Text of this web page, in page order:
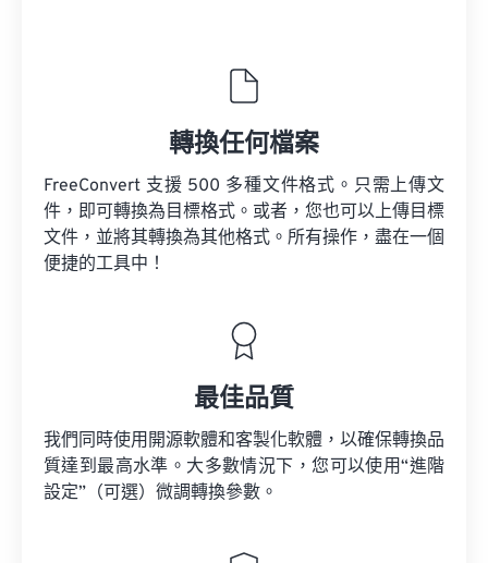
轉換任何檔案
FreeConvert 支援 500 多種文件格式。只需上傳文
件，即可轉換為目標格式。或者，您也可以上傳目標
文件，並將其轉換為其他格式。所有操作，盡在一個
便捷的工具中！
最佳品質
我們同時使用開源軟體和客製化軟體，以確保轉換品
質達到最高水準。大多數情況下，您可以使用“進階
設定”（可選）微調轉換參數。